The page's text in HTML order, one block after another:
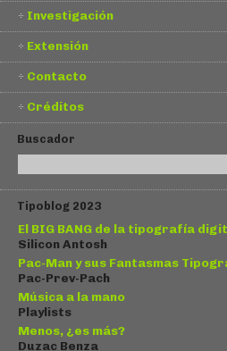
Investigación
Extensión
Contacto
Créditos
Buscador
Tipoblog 2023
El BIG BANG de la tipografía
Silicon Antosh
Pac-Man y sus Fantasmas
Pac-Prev-Pach
Música a la mano
Playlists
Menos, ¿es más?
Duzac Benza